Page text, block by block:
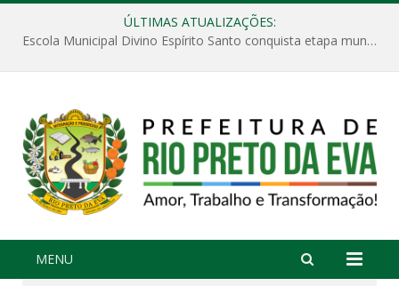
ÚLTIMAS ATUALIZAÇÕES:
Escola Municipal Divino Espírito Santo conquista etapa municipal da V Feira Amazonense de Matemática
MENU